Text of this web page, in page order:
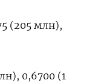
(205 млн),
0,6700 (1